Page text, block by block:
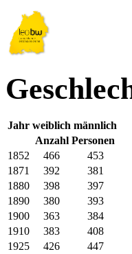
Jahr weiblich männlich
Anzahl Personen
1852
466
453
1871
392
381
1880
398
397
1890
380
393
1900
363
384
1910
383
408
1925
426
447